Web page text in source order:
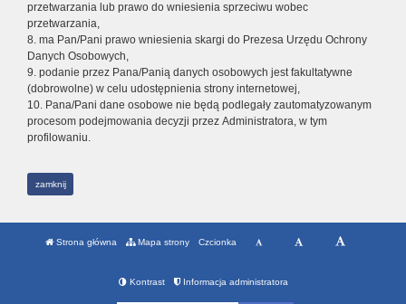
przetwarzania lub prawo do wniesienia sprzeciwu wobec
przetwarzania,
8. ma Pan/Pani prawo wniesienia skargi do Prezesa Urzędu Ochrony
Danych Osobowych,
9. podanie przez Pana/Panią danych osobowych jest fakultatywne
(dobrowolne) w celu udostępnienia strony internetowej,
10. Pana/Pani dane osobowe nie będą podlegały zautomatyzowanym
procesom podejmowania decyzji przez Administratora, w tym
profilowaniu.
zamknij
Strona główna Mapa strony Czcionka
Kontrast Informacja administratora